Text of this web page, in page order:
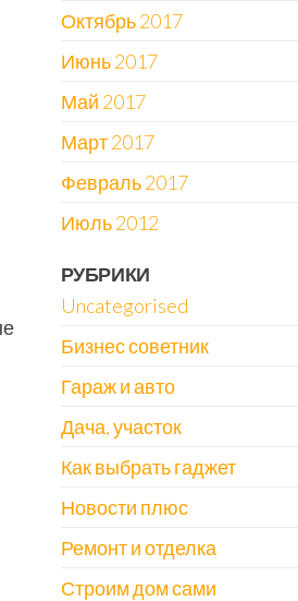
Октябрь 2017
Июнь 2017
Май 2017
Март 2017
Февраль 2017
Июль 2012
РУБРИКИ
Uncategorised
Бизнес советник
Гараж и авто
Дача, участок
Как выбрать гаджет
Новости плюс
Ремонт и отделка
Строим дом сами